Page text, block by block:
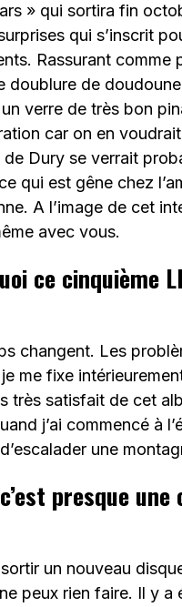
» qui sortira fin
qui s’inscrit
Rassurant comme
doublure de
verre de très bon
car on en
Dury se verrait
qui est gêne chez
A l’image de cet
avec vous.
ce cinquième
changent. Les
me fixe
très satisfait de cet
j’ai commencé à
une
presque
un nouveau
peux rien faire. Il y